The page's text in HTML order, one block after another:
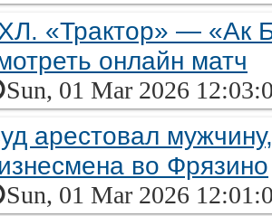
«Трактор» — «Ак
онлайн матч
Sun, 01 Mar 2026
арестовал
во Фрязино
Sun, 01 Mar 2026